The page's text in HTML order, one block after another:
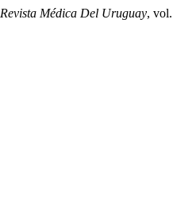
Revista Médica Del Uruguay,